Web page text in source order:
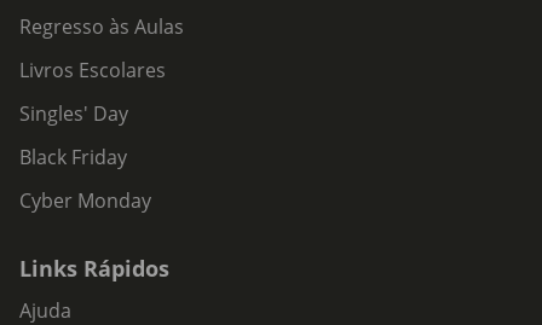
Regresso às Aulas
Livros Escolares
Singles' Day
Black Friday
Cyber Monday
Links Rápidos
Ajuda